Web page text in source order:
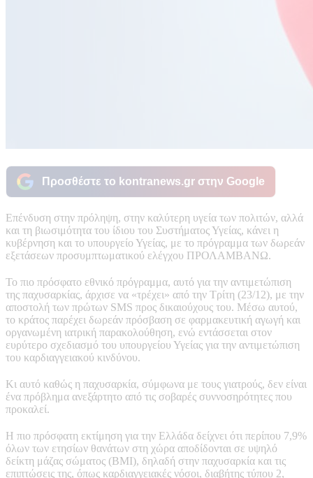
Προσθέστε το kontranews.gr στην Google
Επένδυση στην πρόληψη, στην καλύτερη υγεία των πολιτών, αλλά
και τη βιωσιμότητα του ίδιου του Συστήματος Υγείας, κάνει η
κυβέρνηση και το υπουργείο Υγείας, με το πρόγραμμα των δωρεάν
εξετάσεων προσυμπτωματικού ελέγχου ΠΡΟΛΑΜΒΑΝΩ.
Το πιο πρόσφατο εθνικό πρόγραμμα, αυτό για την αντιμετώπιση
της παχυσαρκίας, άρχισε να «τρέχει» από την Τρίτη (23/12), με την
αποστολή των πρώτων SMS προς δικαιούχους του. Μέσω αυτού,
το κράτος παρέχει δωρεάν πρόσβαση σε φαρμακευτική αγωγή και
οργανωμένη ιατρική παρακολούθηση, ενώ εντάσσεται στον
ευρύτερο σχεδιασμό του υπουργείου Υγείας για την αντιμετώπιση
του καρδιαγγειακού κινδύνου.
Κι αυτό καθώς η παχυσαρκία, σύμφωνα με τους γιατρούς, δεν είναι
ένα πρόβλημα ανεξάρτητο από τις σοβαρές συννοσηρότητες που
προκαλεί.
Η πιο πρόσφατη εκτίμηση για την Ελλάδα δείχνει ότι περίπου 7,9%
όλων των ετησίων θανάτων στη χώρα αποδίδονται σε υψηλό
δείκτη μάζας σώματος (BMI), δηλαδή στην παχυσαρκία και τις
επιπτώσεις της, όπως καρδιαγγειακές νόσοι, διαβήτης τύπου 2,